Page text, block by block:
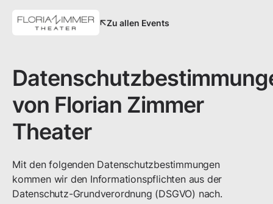
Zu allen Events
von Florian Zimmer
Theater
Mit den folgenden Datenschutzbestimmungen
kommen wir den Informationspflichten aus der
Datenschutz-Grundverordnung (DSGVO) nach.